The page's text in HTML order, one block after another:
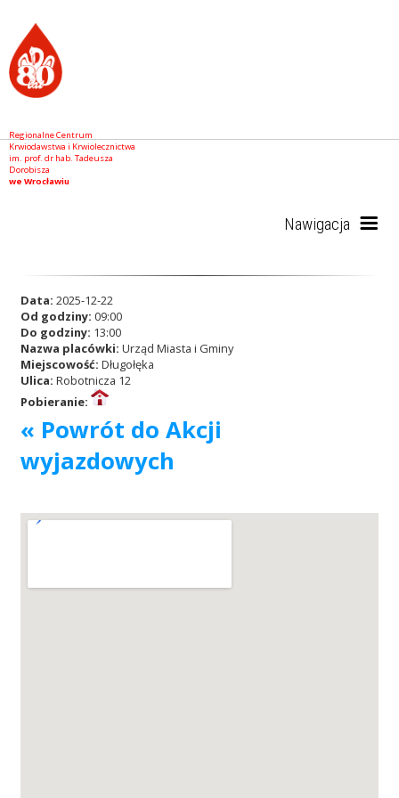
Regionalne Centrum
Krwiodawstwa i Krwiolecznictwa
im. prof. dr hab. Tadeusza
Dorobisza
we Wrocławiu
Nawigacja
RCKiK
Akcje wyjazdowe
Krwiodawcy
Szpitale
Data: 2025-12-22
Od godziny: 09:00
Do godziny: 13:00
Nazwa placówki: Urząd Miasta i Gminy
Miejscowość: Długołęka
Ulica: Robotnicza 12
Pobieranie:
« Powrót do Akcji
wyjazdowych